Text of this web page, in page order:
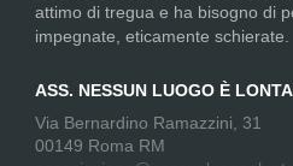
attimo di tregua e ha bisogno di
impegnate, eticamente schierate.
ASS. NESSUN LUOGO È
Via Bernardino Ramazzini, 31
00149 Roma RM